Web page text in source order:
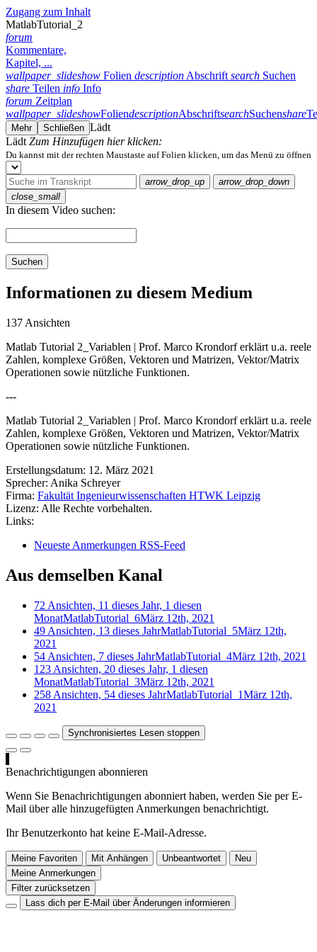
Zugang zum Inhalt
MatlabTutorial_2
forum
Kommentare,
Kapitel, ...
wallpaper_slideshow Folien description Abschrift search Suchen
share Teilen info Info
forum Zeitplan
wallpaper_slideshowFoliendescriptionAbschriftsearchSuchenshare
Mehr Schließen Lädt
Lädt Zum Hinzufügen hier klicken:
Du kannst mit der rechten Maustaste auf Folien klicken, um das Menü zu öffnen
arrow_drop_up
arrow_drop_down
close_small
In diesem Video suchen:
Suchen
Informationen zu diesem Medium
137 Ansichten
Matlab Tutorial 2_Variablen | Prof. Marco Krondorf erklärt u.a. reele
Zahlen, komplexe Größen, Vektoren und Matrizen, Vektor/Matrix
Operationen sowie nützliche Funktionen.
---
Matlab Tutorial 2_Variablen | Prof. Marco Krondorf erklärt u.a. reele
Zahlen, komplexe Größen, Vektoren und Matrizen, Vektor/Matrix
Operationen sowie nützliche Funktionen.
Erstellungsdatum: 12. März 2021
Sprecher: Anika Schreyer
Firma: Fakultät Ingenieurwissenschaften HTWK Leipzig
Lizenz: Alle Rechte vorbehalten.
Links:
Neueste Anmerkungen RSS-Feed
Aus demselben Kanal
72 Ansichten, 11 dieses Jahr, 1 diesen
MonatMatlabTutorial_6März 12th, 2021
49 Ansichten, 13 dieses JahrMatlabTutorial_5März 12th,
2021
54 Ansichten, 7 dieses JahrMatlabTutorial_4März 12th, 2021
123 Ansichten, 20 dieses Jahr, 1 diesen
MonatMatlabTutorial_3März 12th, 2021
258 Ansichten, 54 dieses JahrMatlabTutorial_1März 12th,
2021
Synchronisiertes Lesen stoppen
Benachrichtigungen abonnieren
Wenn Sie Benachrichtigungen abonniert haben, werden Sie per E-
Mail über alle hinzugefügten Anmerkungen benachrichtigt.
Ihr Benutzerkonto hat keine E-Mail-Adresse.
Meine Favoriten Mit Anhängen Unbeantwortet
Neu
Meine Anmerkungen
Filter zurücksetzen
Lass dich per E-Mail über Änderungen informieren